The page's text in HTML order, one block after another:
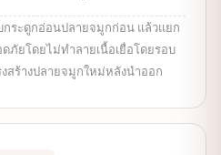
กระดูกอ่อนปลายจมูกก่อน แล้วแยก
ภัยโดยไม่ทำลายเนื้อเยื่อโดยรอบ
สร้างปลายจมูกใหม่หลังนำออก